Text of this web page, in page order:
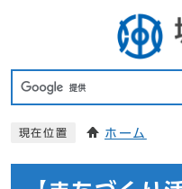
現在位置 ホーム